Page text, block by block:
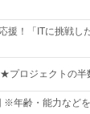
援！「ITに挑戦し
ロジェクトの半
※年齢・能力など